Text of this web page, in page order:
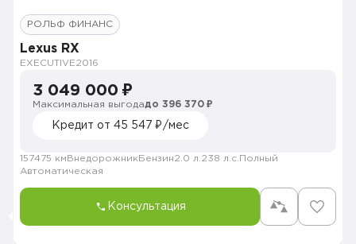
РОЛЬФ ФИНАНС
Lexus RX
EXECUTIVE2016
3 049 000 ₽
Максимальная выгодадо 396 370 ₽
Кредит от 45 547 ₽/мес
157475 км Внедорожник Бензин2.0 л. 238 л.с. Полный
Автоматическая
Консультация